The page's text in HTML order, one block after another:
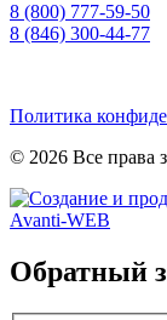
8 (800) 777-59-50
8 (846) 300-44-77
Политика
© 2026 Все права
Обратный